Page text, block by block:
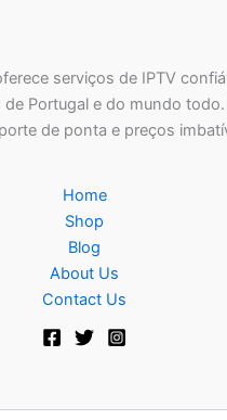
serviços de IPTV
Portugal e do mundo
de ponta e preços
Home
Shop
Blog
About Us
Contact Us